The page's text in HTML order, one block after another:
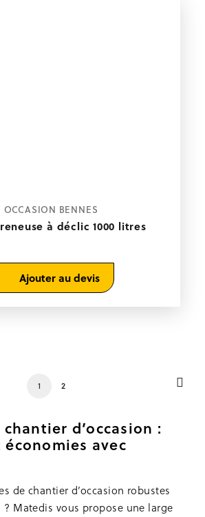
à déclic 1000 litres
OCCASION BENNES
Ajouter au devis
1 2
d’occasion :
avec
de chantier d’occasion robustes
Matedis vous propose une large